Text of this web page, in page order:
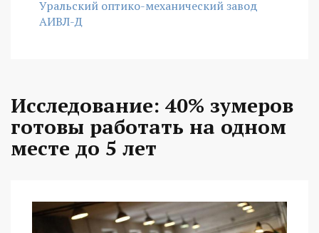
Уральский оптико-механический завод
АИВЛ-Д
Исследование: 40% зумеров
готовы работать на одном
месте до 5 лет